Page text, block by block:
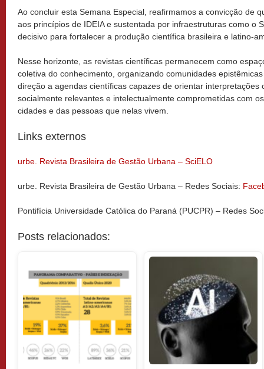
Ao concluir esta Semana Especial, reafirmamos a convicção de
aos princípios de IDEIA e sustentada por infraestruturas como o
decisivo para fortalecer a produção científica brasileira e latino-
Nesse horizonte, as revistas científicas permanecem como
coletiva do conhecimento, organizando comunidades
direção a agendas científicas capazes de orientar interpretações
socialmente relevantes e intelectualmente comprometidas com
cidades e das pessoas que nelas vivem.
Links externos
urbe. Revista Brasileira de Gestão Urbana – SciELO
urbe. Revista Brasileira de Gestão Urbana – Redes Sociais:
Pontifícia Universidade Católica do Paraná (PUCPR) – Redes
Posts relacionados: